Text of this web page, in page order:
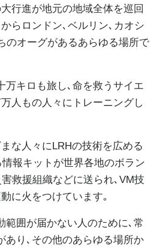
行進が地元の地域全体を巡回
らロンドン､ベルリン､カオシ
のオーグがあるあらゆる場所で
万キロも旅し､命を救うサイエ
人もの人々にトレーニングし
な人々にLRHの技術を広める
報キットが世界各地のボラン
救援組織などに送られ､VM技
に火をつけています｡
範囲が届かない人のために､常
あり､その他のあらゆる場所か